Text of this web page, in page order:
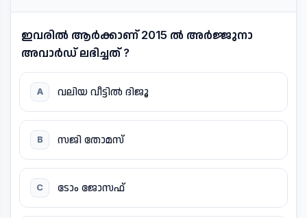
ഇവരിൽ ആർക്കാണ് 2015 ൽ അർജ്ജുനാ
അവാർഡ് ലഭിച്ചത് ?
A വലിയ വീട്ടിൽ ദിജൂ
B സജി തോമസ്
C ടോം ജോസഫ്